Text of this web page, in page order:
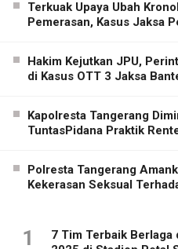
Terkuak Upaya Ubah
Pemerasan, Kasus Jaksa
Hakim Kejutkan JPU,
di Kasus OTT 3 Jaksa
Kapolresta Tangerang
TuntasPidana Praktik
Polresta Tangerang
Kekerasan Seksual
1
7 Tim Terbaik Berlaga